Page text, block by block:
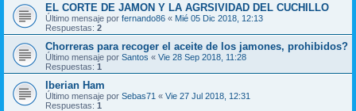
EL CORTE DE JAMON Y LA AGRSIVIDAD DEL CUCHILLO
Último mensaje por fernando86 « Mié 05 Dic 2018, 12:13
Respuestas: 2
Chorreras para recoger el aceite de los jamones, prohibidos?
Último mensaje por Santos « Vie 28 Sep 2018, 11:28
Respuestas: 1
Iberian Ham
Último mensaje por Sebas71 « Vie 27 Jul 2018, 12:31
Respuestas: 1